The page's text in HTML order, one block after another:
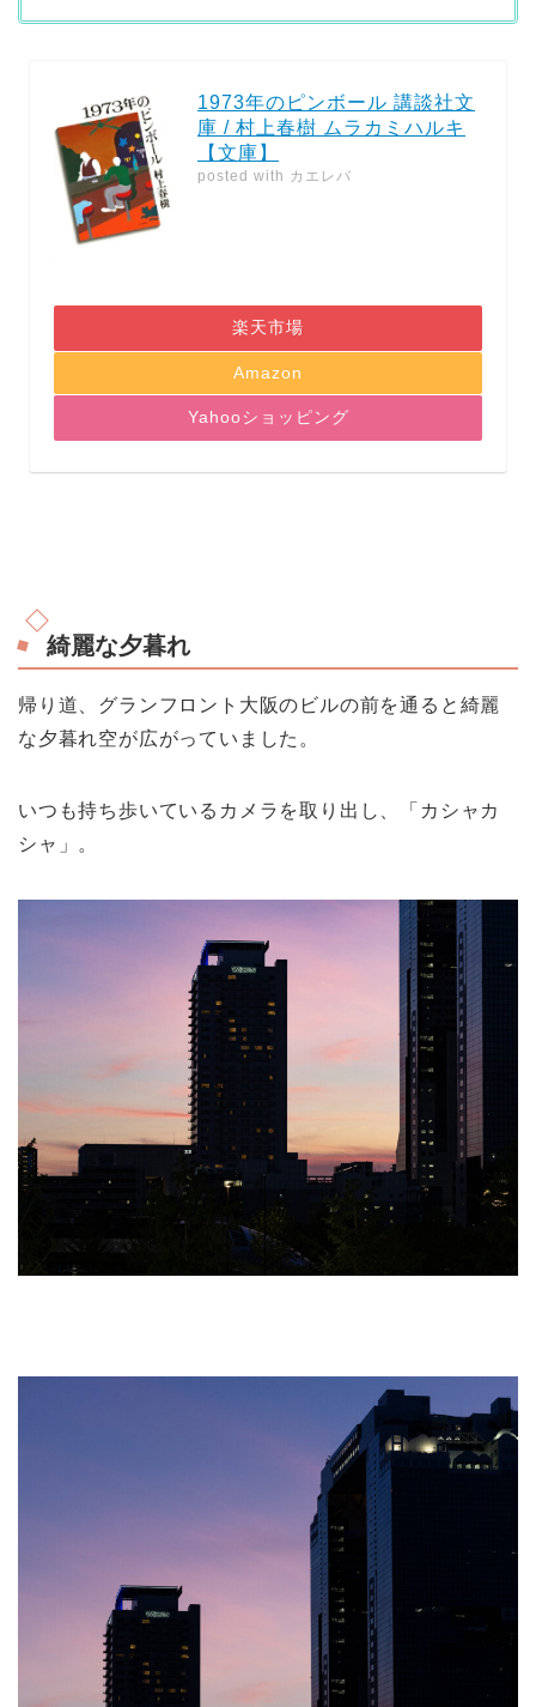
1973年のピンボール 講談社文
庫 / 村上春樹 ムラカミハルキ
【文庫】
posted with カエレバ
楽天市場
Amazon
Yahooショッピング
綺麗な夕暮れ
帰り道、グランフロント大阪のビルの前を通ると綺麗
な夕暮れ空が広がっていました。
いつも持ち歩いているカメラを取り出し、「カシャカ
シャ」。